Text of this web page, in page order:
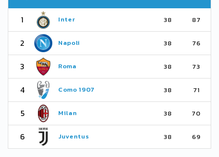
1 Inter 38 87
2 Napoli 38 76
3 Roma 38 73
4 Como 1907 38 71
5 Milan 38 70
6 Juventus 38 69